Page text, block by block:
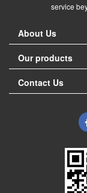
service
About Us
Our products
Contact Us